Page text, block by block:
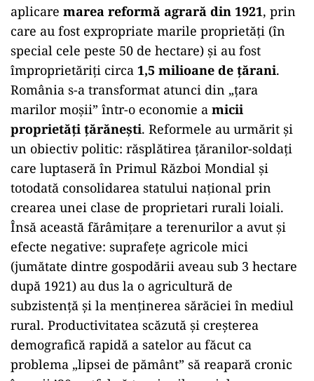
aplicare marea reformă agrară din 1921, prin
care au fost expropriate marile proprietăți (în
special cele peste 50 de hectare) și au fost
împroprietăriți circa 1,5 milioane de țărani.
România s-a transformat atunci din „țara
marilor moșii” într-o economie a micii
proprietăți țărănești. Reformele au urmărit și
un obiectiv politic: răsplătirea țăranilor-soldați
care luptaseră în Primul Război Mondial și
totodată consolidarea statului național prin
crearea unei clase de proprietari rurali loiali.
Însă această fărâmițare a terenurilor a avut și
efecte negative: suprafețe agricole mici
(jumătate dintre gospodării aveau sub 3 hectare
după 1921) au dus la o agricultură de
subzistență și la menținerea sărăciei în mediul
rural. Productivitatea scăzută și creșterea
demografică rapidă a satelor au făcut ca
problema „lipsei de pământ” să reapară cronic